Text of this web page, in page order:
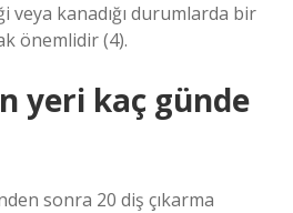
veya kanadığı durumlarda bir
önemlidir (4).
yeri kaç günde
sonra 20 diş çıkarma